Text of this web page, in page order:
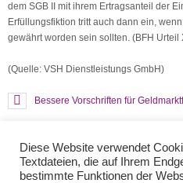
dem SGB II mit ihrem Ertragsanteil der
Erfüllungsfiktion tritt auch dann ein,
gewährt worden sein sollten. (BFH Urteil
(Quelle: VSH Dienstleistungs GmbH)
Bessere Vorschriften für
Teilen Sie diese Nachricht mit
Diese Website verwendet
Textdateien, die auf Ihrem
bestimmte Funktionen der